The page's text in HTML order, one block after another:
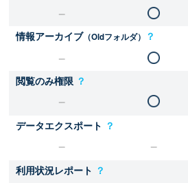
情報アーカイブ（Oldフォルダ） ？
閲覧のみ権限 ？
データエクスポート ？
利用状況レポート ？